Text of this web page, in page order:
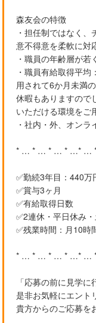
森友会の特徴
・担任制ではなく
意不得意を柔軟に対
・職員の年齢層が若
・職員有給取得平
用されて6か月未満
休暇もありますので
いただける環境をご
・社内・外、オン
* … * … * … * …* …
✅勤続3年目：440万
✅賞与3ヶ月
✅有給取得日数
✅2連休・平日休み
✅残業時間：月10時
* … * … * … * …* …
「応募の前に見学
是非お気軽にエント
貴方からのご応募を